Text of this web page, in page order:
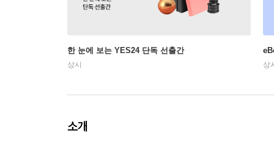
한 눈에 보는 YES24 단독 선출간
상시 상
소개